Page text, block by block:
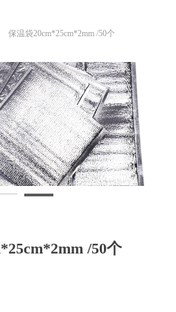
保温袋20cm*25cm*2mm /50个
/50个